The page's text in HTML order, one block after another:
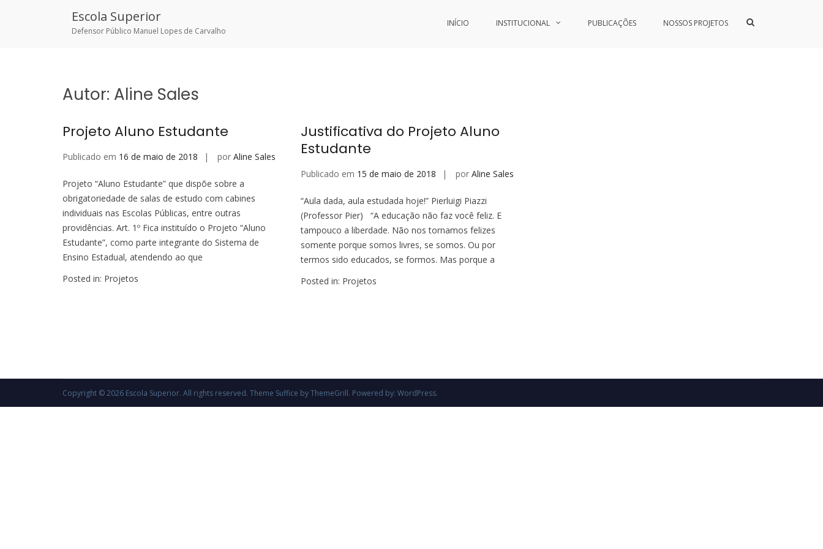
Escola Superior
Defensor Público Manuel Lopes de Carvalho
INÍCIO INSTITUCIONAL PUBLICAÇÕES NOSSOS PROJETOS
Show
Autor: Aline Sales
Projeto Aluno Estudante
Publicado em 16 de maio de 2018 por Aline Sales
Projeto “Aluno Estudante” que dispõe sobre a
obrigatoriedade de salas de estudo com cabines
individuais nas Escolas Públicas, entre outras
providências. Art. 1º Fica instituído o Projeto “Aluno
Estudante”, como parte integrante do Sistema de
Ensino Estadual, atendendo ao que
Posted in: Projetos
Justificativa do Projeto Aluno
Estudante
Publicado em 15 de maio de 2018 por Aline Sales
“Aula dada, aula estudada hoje!” Pierluigi Piazzi
(Professor Pier) “A educação não faz você feliz. E
tampouco a liberdade. Não nos tornamos felizes
somente porque somos livres, se somos. Ou por
termos sido educados, se formos. Mas porque a
Posted in: Projetos
Copyright © 2026 Escola Superior. All rights reserved. Theme Suffice by ThemeGrill. Powered by: WordPress.